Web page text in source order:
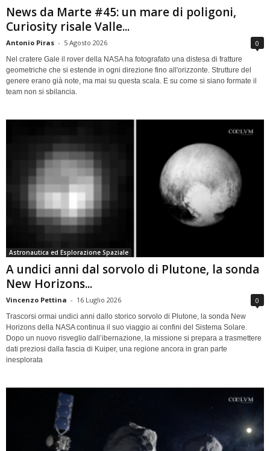
News da Marte #45: un mare di poligoni,
Curiosity risale Valle...
Antonio Piras - 5 Agosto 2026 0
Nel cratere Gale il rover della NASA ha fotografato una distesa di fratture
geometriche che si estende in ogni direzione fino all'orizzonte. Strutture del
genere erano già note, ma mai su questa scala. E su come si siano formate il
team non si sbilancia.
Astronautica ed Esplorazione Spaziale
A undici anni dal sorvolo di Plutone, la sonda
New Horizons...
Vincenzo Pettina - 16 Luglio 2026 0
Trascorsi ormai undici anni dallo storico sorvolo di Plutone, la sonda New
Horizons della NASA continua il suo viaggio ai confini del Sistema Solare.
Dopo un nuovo risveglio dall’ibernazione, la missione si prepara a trasmettere
dati preziosi dalla fascia di Kuiper, una regione ancora in gran parte
inesplorata